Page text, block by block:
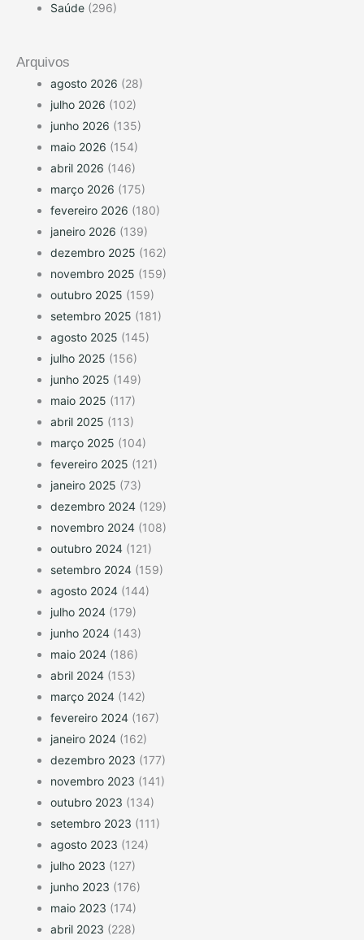
Saúde (296)
Arquivos
agosto 2026 (28)
julho 2026 (102)
junho 2026 (135)
maio 2026 (154)
abril 2026 (146)
março 2026 (175)
fevereiro 2026 (180)
janeiro 2026 (139)
dezembro 2025 (162)
novembro 2025 (159)
outubro 2025 (159)
setembro 2025 (181)
agosto 2025 (145)
julho 2025 (156)
junho 2025 (149)
maio 2025 (117)
abril 2025 (113)
março 2025 (104)
fevereiro 2025 (121)
janeiro 2025 (73)
dezembro 2024 (129)
novembro 2024 (108)
outubro 2024 (121)
setembro 2024 (159)
agosto 2024 (144)
julho 2024 (179)
junho 2024 (143)
maio 2024 (186)
abril 2024 (153)
março 2024 (142)
fevereiro 2024 (167)
janeiro 2024 (162)
dezembro 2023 (177)
novembro 2023 (141)
outubro 2023 (134)
setembro 2023 (111)
agosto 2023 (124)
julho 2023 (127)
junho 2023 (176)
maio 2023 (174)
abril 2023 (228)